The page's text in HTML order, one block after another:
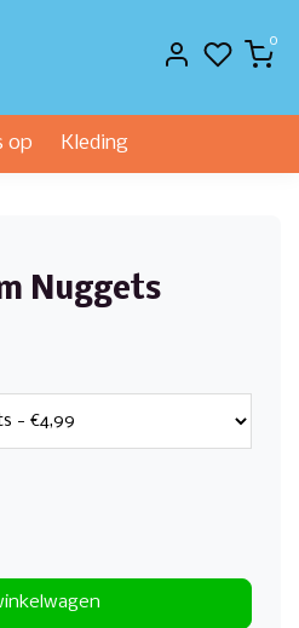
0
op Kleding
Nuggets